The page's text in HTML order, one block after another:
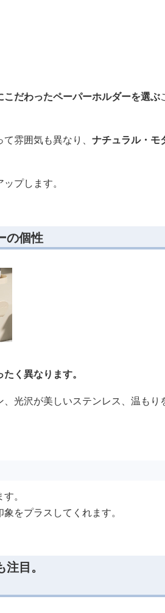
こだわったペーパーホルダーを選ぶ
雰囲気も異なり、 ナチュラル・モ
プします。
の個性
く異なります。
光沢が美しいステンレス、温も
。
をプラスしてくれます。
目。